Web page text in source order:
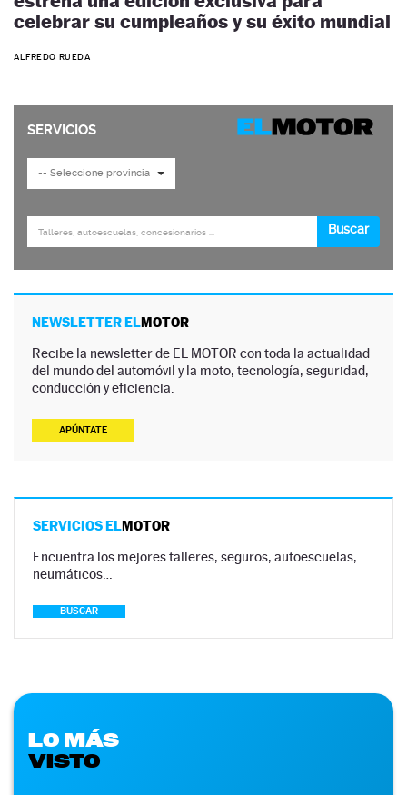
celebrar su cumpleaños y su éxito mundial
ALFREDO RUEDA
NEWSLETTER ELMOTOR
Recibe la newsletter de EL MOTOR con toda la actualidad
del mundo del automóvil y la moto, tecnología, seguridad,
conducción y eficiencia.
APÚNTATE
SERVICIOS ELMOTOR
Encuentra los mejores talleres, seguros, autoescuelas,
neumáticos…
BUSCAR
LO MÁS
VISTO